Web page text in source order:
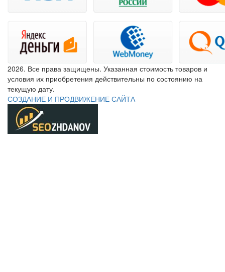
2026. Все права защищены. Указанная стоимость товаров и
условия их приобретения действительны по состоянию на
текущую дату.
СОЗДАНИЕ И ПРОДВИЖЕНИЕ САЙТА